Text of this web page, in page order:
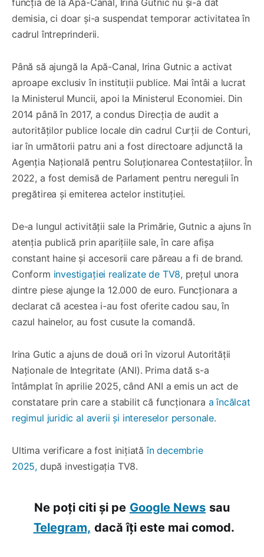
demisia, ci doar și-a suspendat temporar activitatea în
cadrul întreprinderii.
Până să ajungă la Apă-Canal, Irina Gutnic a activat
aproape exclusiv în instituții publice. Mai întâi a lucrat
la Ministerul Muncii, apoi la Ministerul Economiei. Din
2014 până în 2017, a condus Direcția de audit a
autorităților publice locale din cadrul Curții de Conturi,
iar în următorii patru ani a fost directoare adjunctă la
Agenția Națională pentru Soluționarea Contestațiilor. În
2022, a fost demisă de Parlament pentru nereguli în
pregătirea și emiterea actelor instituției.
De-a lungul activității sale la Primărie, Gutnic a ajuns în
atenția publică prin aparițiile sale, în care afișa
constant haine și accesorii care păreau a fi de brand.
Conform investigației realizate de TV8,prețul unora
dintre piese ajunge la 12.000 de euro. Funcționara a
declarat că acestea i-au fost oferite cadou sau, în
cazul hainelor, au fost cusute la comandă.
Irina Gutic a ajuns de două ori în vizorul Autorității
Naționale de Integritate (ANI). Prima dată s-a
întâmplat în aprilie 2025, când ANI a emis un act de
constatare prin care a stabilit că funcționara a încălcat
regimul juridic al averii și intereselor personale.
Ultima verificare a fost inițiatăîn decembrie
2025, după investigația TV8.
Ne poți citi și pe Google News sau
Telegram, dacă îți este mai comod.